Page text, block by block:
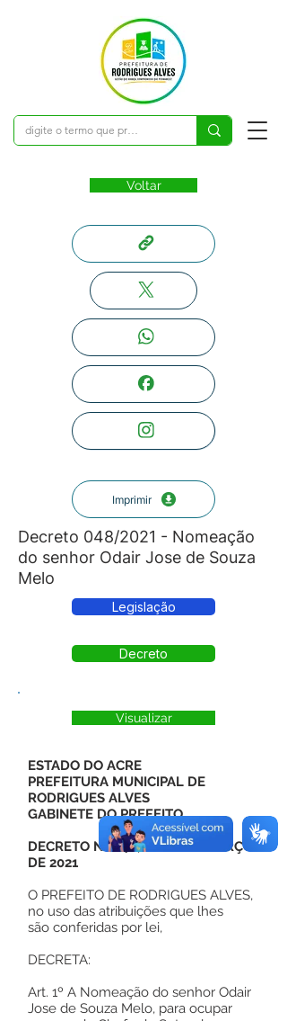
Voltar
Imprimir
Decreto 048/2021 - Nomeação
do senhor Odair Jose de Souza
Melo
Legislação
Decreto
Visualizar
ESTADO DO ACRE
PREFEITURA MUNICIPAL DE
RODRIGUES ALVES
GABINETE DO PREFEITO
DECRETO Nº 048, DE 01 DE MARÇO
DE 2021
O PREFEITO DE RODRIGUES ALVES,
no uso das atribuições que lhes
são conferidas por lei,
DECRETA:
Art. 1º A Nomeação do senhor Odair
Jose de Souza Melo, para ocupar